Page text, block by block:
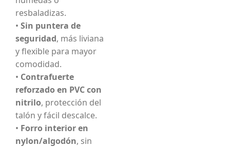
resbaladizas.
• Sin puntera de
seguridad, más liviana
y flexible para mayor
comodidad.
• Contrafuerte
reforzado en PVC con
nitrilo, protección del
talón y fácil descalce.
• Forro interior en
nylon/algodón, sin